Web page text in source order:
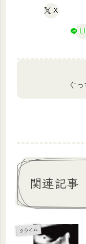
X
ぐ
関連記事
クライム